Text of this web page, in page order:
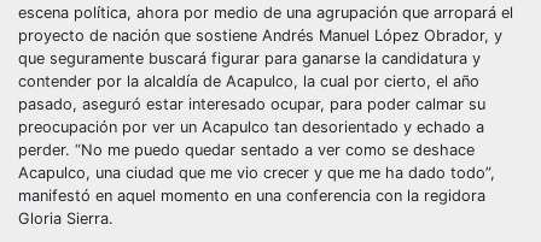
escena política, ahora por medio de una agrupación que arropará el
proyecto de nación que sostiene Andrés Manuel López Obrador, y
que seguramente buscará figurar para ganarse la candidatura y
contender por la alcaldía de Acapulco, la cual por cierto, el año
pasado, aseguró estar interesado ocupar, para poder calmar su
preocupación por ver un Acapulco tan desorientado y echado a
perder. “No me puedo quedar sentado a ver como se deshace
Acapulco, una ciudad que me vio crecer y que me ha dado todo”,
manifestó en aquel momento en una conferencia con la regidora
Gloria Sierra.